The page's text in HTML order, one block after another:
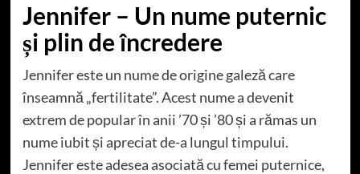
Jennifer – Un nume puternic
și plin de încredere
Jennifer este un nume de origine galeză care
înseamnă „fertilitate”. Acest nume a devenit
extrem de popular în anii ’70 și ’80 și a rămas un
nume iubit și apreciat de-a lungul timpului.
Jennifer este adesea asociată cu femei puternice,